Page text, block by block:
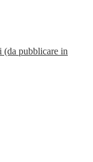
pubblicare in